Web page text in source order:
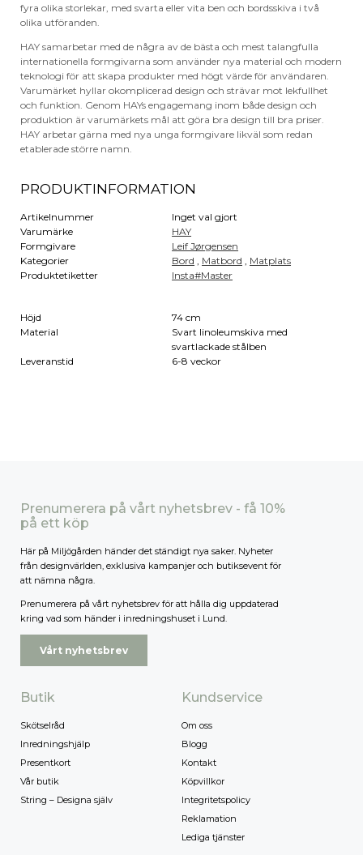
fyra olika storlekar, med svarta eller vita ben och bordsskiva i två
olika utföranden.
HAY samarbetar med de några av de bästa och mest talangfulla
internationella formgivarna som använder nya material och modern
teknologi för att skapa produkter med högt värde för användaren.
Varumärket hyllar okomplicerad design och strävar mot lekfullhet
och funktion. Genom HAYs engagemang inom både design och
produktion är varumärkets mål att göra bra design till bra priser.
HAY arbetar gärna med nya unga formgivare likväl som redan
etablerade större namn.
PRODUKTINFORMATION
Artikelnummer
Inget val gjort
Varumärke
HAY
Formgivare
Leif Jørgensen
Kategorier
Bord Matbord
Matplats
Produktetiketter
Insta#Master
Höjd
74 cm
Material
Svart linoleumskiva med
svartlackade stålben
Leveranstid
6-8 veckor
Prenumerera på vårt nyhetsbrev - få 10%
på ett köp
Här på Miljögården händer det ständigt nya saker. Nyheter
från designvärlden, exklusiva kampanjer och butiksevent för
att nämna några.
Prenumerera på vårt nyhetsbrev för att hålla dig uppdaterad
kring vad som händer i inredningshuset i Lund.
Vårt nyhetsbrev
Butik
Skötselråd
Inredningshjälp
Presentkort
Vår butik
String – Designa själv
Kundservice
Om oss
Blogg
Kontakt
Köpvillkor
Integritetspolicy
Reklamation
Lediga tjänster